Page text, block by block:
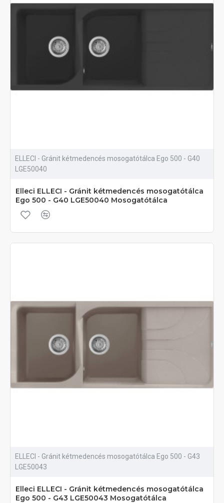
ELLECI - Gránit kétmedencés mosogatótálca Ego 500 - G40
LGE50040
Elleci ELLECI - Gránit kétmedencés mosogatótálca
Ego 500 - G40 LGE50040 Mosogatótálca
ELLECI - Gránit kétmedencés mosogatótálca Ego 500 - G43
LGE50043
Elleci ELLECI - Gránit kétmedencés mosogatótálca
Ego 500 - G43 LGE50043 Mosogatótálca